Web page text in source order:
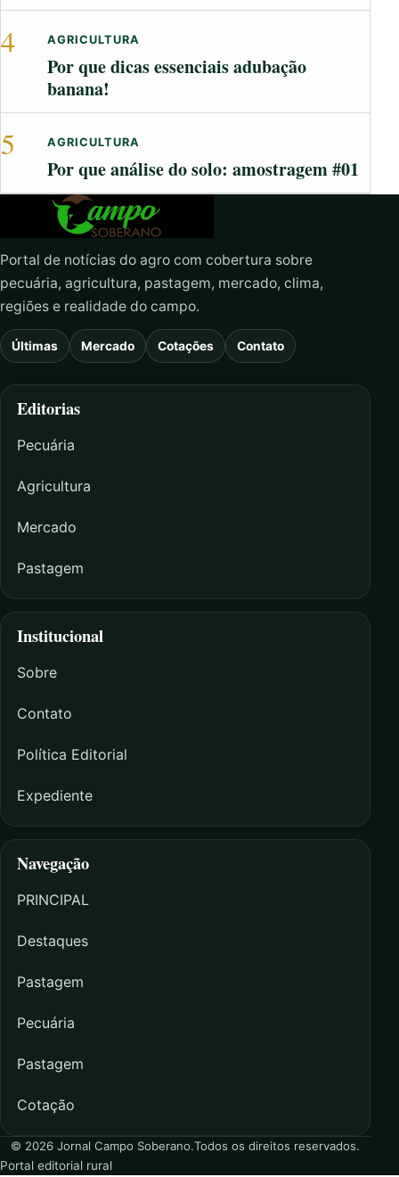
4 AGRICULTURA
Por que dicas essenciais adubação
banana!
5 AGRICULTURA
Por que análise do solo: amostragem #01
Portal de notícias do agro com cobertura sobre
pecuária, agricultura, pastagem, mercado, clima,
regiões e realidade do campo.
Últimas Mercado Cotações Contato
Editorias
Pecuária
Agricultura
Mercado
Pastagem
Institucional
Sobre
Contato
Política Editorial
Expediente
Navegação
PRINCIPAL
Destaques
Pastagem
Pecuária
Pastagem
Cotação
© 2026 Jornal Campo Soberano.Todos os direitos reservados.
Portal editorial rural